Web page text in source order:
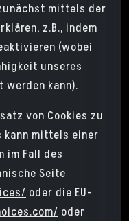
mittels der
z.B., indem
(wobei
unseres
werden kann).
von Cookies zu
kann mittels einer
im Fall des
Seite
oder die EU-
oder